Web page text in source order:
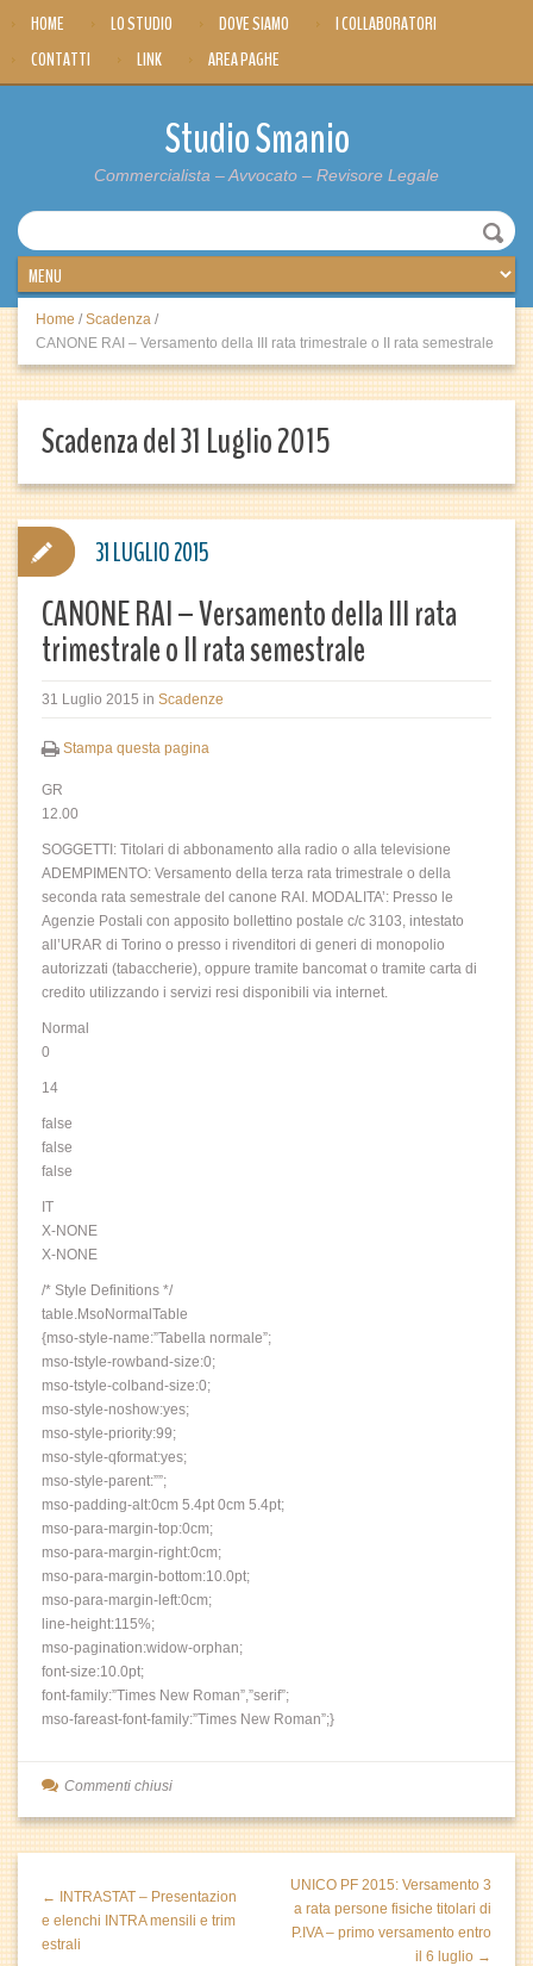
HOME LO STUDIO DOVE SIAMO
I COLLABORATORI
CONTATTI
LINK AREA PAGHE
Studio Smanio
Commercialista – Avvocato – Revisore Legale
Home / Scadenza /
CANONE RAI – Versamento della III rata trimestrale o II rata semestrale
Scadenza del 31 Luglio 2015
CANONE RAI – Versamento della III rata
trimestrale o II rata semestrale
31 Luglio 2015 in Scadenze
Stampa questa pagina
GR
12.00
SOGGETTI: Titolari di abbonamento alla radio o alla televisione
ADEMPIMENTO: Versamento della terza rata trimestrale o della
seconda rata semestrale del canone RAI. MODALITA’: Presso le
Agenzie Postali con apposito bollettino postale c/c 3103, intestato
all’URAR di Torino o presso i rivenditori di generi di monopolio
autorizzati (tabaccherie), oppure tramite bancomat o tramite carta di
credito utilizzando i servizi resi disponibili via internet.
Normal
0
14
false
false
false
IT
X-NONE
X-NONE
/* Style Definitions */
table.MsoNormalTable
{mso-style-name:”Tabella normale”;
mso-tstyle-rowband-size:0;
mso-tstyle-colband-size:0;
mso-style-noshow:yes;
mso-style-priority:99;
mso-style-qformat:yes;
mso-style-parent:””;
mso-padding-alt:0cm 5.4pt 0cm 5.4pt;
mso-para-margin-top:0cm;
mso-para-margin-right:0cm;
mso-para-margin-bottom:10.0pt;
mso-para-margin-left:0cm;
line-height:115%;
mso-pagination:widow-orphan;
font-size:10.0pt;
font-family:”Times New Roman”,”serif”;
mso-fareast-font-family:”Times New Roman”;}
31 LUGLIO 2015
Commenti chiusi
← INTRASTAT – Presentazion
e elenchi INTRA mensili e trim
estrali
UNICO PF 2015: Versamento 3
a rata persone fisiche titolari di
P.IVA – primo versamento entro
il 6 luglio →